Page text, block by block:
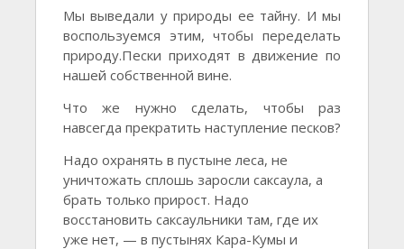
Мы выведали у природы ее тайну. И мы
воспользуемся этим, чтобы переделать
природу.Пески приходят в движение по
нашей собственной вине.
Что же нужно сделать, чтобы раз
навсегда прекратить наступление песков?
Надо охранять в пустыне леса, не
уничтожать сплошь заросли саксаула, а
брать только прирост. Надо
восстановить саксаульники там, где их
уже нет, — в пустынях Кара-Кумы и